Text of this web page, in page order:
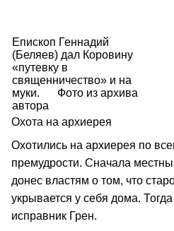
Епископ Геннадий
(Беляев) дал Коровину
«путевку в
священничество» и на
муки.
Фото из архива
автора
Охота на архиерея
Охотились на архиерея по
премудрости. Сначала
донес властям о том, что
укрывается у себя дома.
исправник Грен.